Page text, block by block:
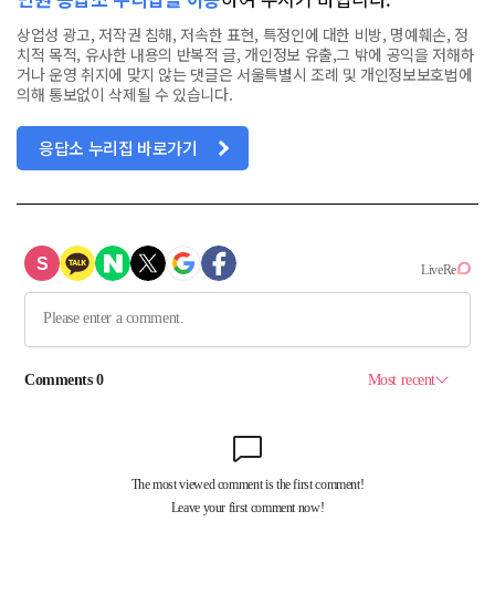
상업성 광고, 저작권 침해, 저속한 표현, 특정인에 대한 비방, 명예훼손, 정
치적 목적, 유사한 내용의 반복적 글, 개인정보 유출,그 밖에 공익을 저해하
거나 운영 취지에 맞지 않는 댓글은 서울특별시 조례 및 개인정보보호법에
의해 통보없이 삭제될 수 있습니다.
응답소 누리집 바로가기